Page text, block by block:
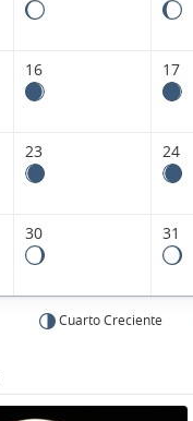
16 17
23 24
30 31
Cuarto Creciente